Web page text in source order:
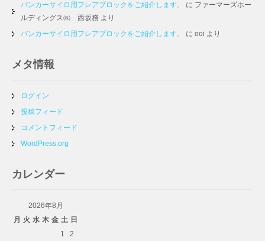
バンカーサイロ用フレアブロックをご紹介します。
に ファーマーズホー
ルディングス㈱ 西坂務 より
バンカーサイロ用フレアブロックをご紹介します。
に ooi より
メタ情報
ログイン
投稿フィード
コメントフィード
WordPress.org
カレンダー
2026年8月
月 火 水 木 金 土 日
1
2